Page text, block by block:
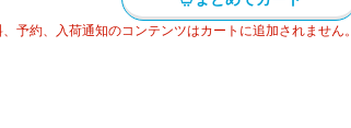
予約、入荷通知のコンテンツはカートに追加されません。